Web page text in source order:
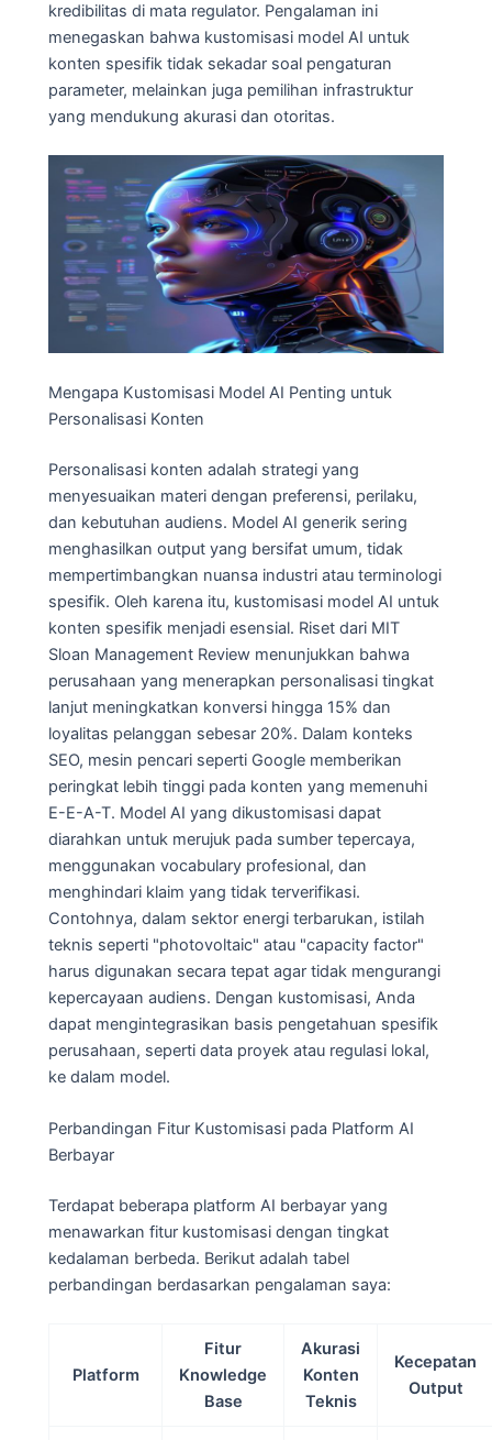
kredibilitas di mata regulator. Pengalaman ini
menegaskan bahwa kustomisasi model AI untuk
konten spesifik tidak sekadar soal pengaturan
parameter, melainkan juga pemilihan infrastruktur
yang mendukung akurasi dan otoritas.
Mengapa Kustomisasi Model AI Penting untuk
Personalisasi Konten
Personalisasi konten adalah strategi yang
menyesuaikan materi dengan preferensi, perilaku,
dan kebutuhan audiens. Model AI generik sering
menghasilkan output yang bersifat umum, tidak
mempertimbangkan nuansa industri atau terminologi
spesifik. Oleh karena itu, kustomisasi model AI untuk
konten spesifik menjadi esensial. Riset dari MIT
Sloan Management Review menunjukkan bahwa
perusahaan yang menerapkan personalisasi tingkat
lanjut meningkatkan konversi hingga 15% dan
loyalitas pelanggan sebesar 20%. Dalam konteks
SEO, mesin pencari seperti Google memberikan
peringkat lebih tinggi pada konten yang memenuhi
E-E-A-T. Model AI yang dikustomisasi dapat
diarahkan untuk merujuk pada sumber tepercaya,
menggunakan vocabulary profesional, dan
menghindari klaim yang tidak terverifikasi.
Contohnya, dalam sektor energi terbarukan, istilah
teknis seperti "photovoltaic" atau "capacity factor"
harus digunakan secara tepat agar tidak mengurangi
kepercayaan audiens. Dengan kustomisasi, Anda
dapat mengintegrasikan basis pengetahuan spesifik
perusahaan, seperti data proyek atau regulasi lokal,
ke dalam model.
Perbandingan Fitur Kustomisasi pada Platform AI
Berbayar
Terdapat beberapa platform AI berbayar yang
menawarkan fitur kustomisasi dengan tingkat
kedalaman berbeda. Berikut adalah tabel
perbandingan berdasarkan pengalaman saya:
Platform
Fitur
Knowledge
Base
Akurasi
Konten
Teknis
Kecepatan
Output